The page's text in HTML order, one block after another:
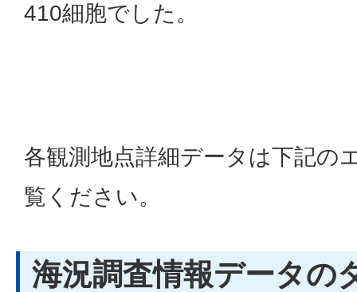
410細胞でした。
各観測地点詳細データは下記の
覧ください。
海況調査情報データの